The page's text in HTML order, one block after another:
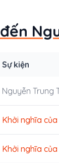
Sự kiện
Nguyễn Trung
Khởi nghĩa
Khởi nghĩa